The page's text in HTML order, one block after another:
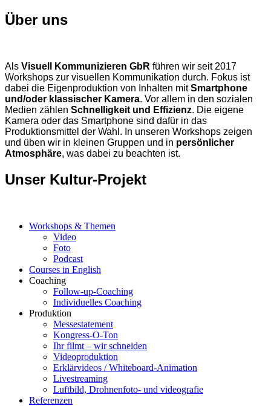
Über uns
Als Visuell Kommunizieren GbR führen wir seit 2017
Workshops zur visuellen Kommunikation durch. Fokus ist
dabei die Eigenproduktion von Inhalten mitSmartphone
und/oder klassischer Kamera. Vor allem in den sozialen
Medien zählen Schnelligkeit und Effizienz. Die eigene
Kamera oder das Smartphone sind dafür in das
Produktionsmittel der Wahl. In unseren Workshops zeigen
und üben wir in kleinen Gruppen und in persönlicher
Atmosphäre, was dabei zu beachten ist.
Unser Kultur-Projekt
Workshops & Themen
Video
Foto
Podcast
Courses in English
Coaching
Follow-up-Coaching
Individuelles Coaching
Produktion
Messestatement
Kongress-O-Ton
Ihr filmt – wir schneiden
Videoproduktion
Erklärvideos / Whiteboard-Animation
Livestreaming
Luftbild, Drohnenfoto- und videografie
Referenzen